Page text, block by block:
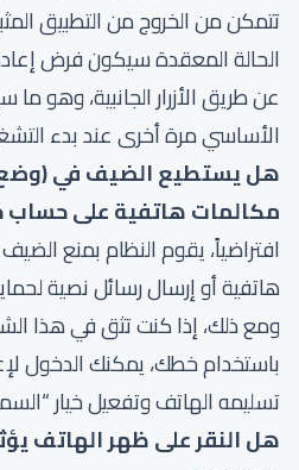
تتمكن من الخروج من التطبيق
الحالة المعقدة سيكون فرض
عن طريق الأزرار الجانبية، وهو
الأساسي مرة أخرى عند بدء
هل يستطيع الضيف في (وضع
مكالمات هاتفية على
افتراضياً، يقوم النظام بمنع
هاتفية أو إرسال رسائل نصية
ومع ذلك، إذا كنت تثق في هذا
باستخدام خطك، يمكنك الدخول
تسليمه الهاتف وتفعيل خيار
هل النقر على ظهر الهاتف